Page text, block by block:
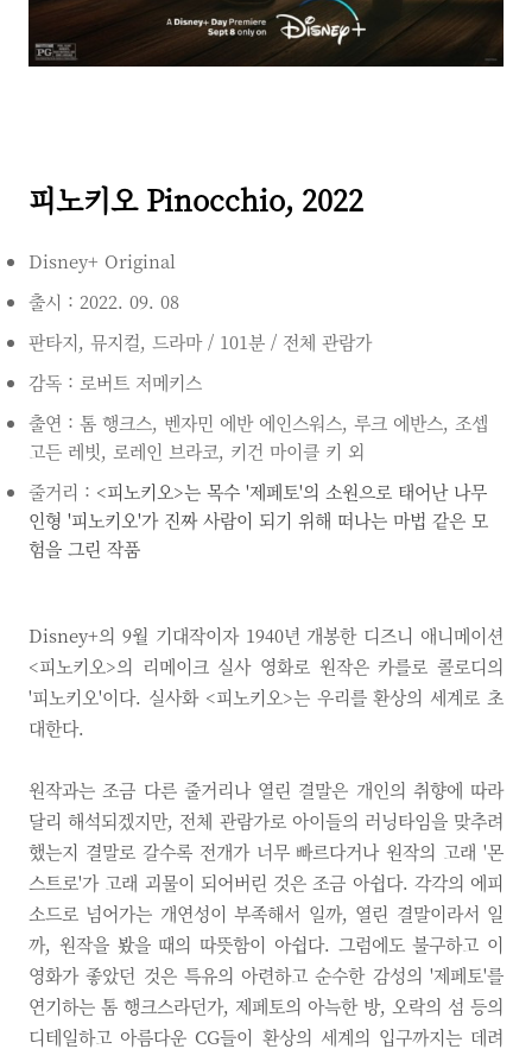
피노키오 Pinocchio, 2022
Disney+ Original
출시 : 2022. 09. 08
판타지, 뮤지컬, 드라마 / 101분 / 전체 관람가
감독 : 로버트 저메키스
출연 : 톰 행크스, 벤자민 에반 에인스워스, 루크 에반스, 조셉
고든 레빗, 로레인 브라코, 키건 마이클 키 외
줄거리 : <피노키오>는 목수 '제페토'의 소원으로 태어난 나무
인형 '피노키오'가 진짜 사람이 되기 위해 떠나는 마법 같은 모
험을 그린 작품
Disney+의 9월 기대작이자 1940년 개봉한 디즈니 애니메이션
<피노키오>의 리메이크 실사 영화로 원작은 카를로 콜로디의
'피노키오'이다. 실사화 <피노키오>는 우리를 환상의 세계로 초
대한다.
원작과는 조금 다른 줄거리나 열린 결말은 개인의 취향에 따라
달리 해석되겠지만, 전체 관람가로 아이들의 러닝타임을 맞추려
했는지 결말로 갈수록 전개가 너무 빠르다거나 원작의 고래 '몬
스트로'가 고래 괴물이 되어버린 것은 조금 아쉽다. 각각의 에피
소드로 넘어가는 개연성이 부족해서 일까, 열린 결말이라서 일
까, 원작을 봤을 때의 따뜻함이 아쉽다. 그럼에도 불구하고 이
영화가 좋았던 것은 특유의 아련하고 순수한 감성의 '제페토'를
연기하는 톰 행크스라던가, 제페토의 아늑한 방, 오락의 섬 등의
디테일하고 아름다운 CG들이 환상의 세계의 입구까지는 데려